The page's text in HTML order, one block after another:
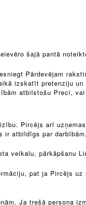
šajā pantā
Pārdevējam
izskatīt pretenziju
atbilstošu Preci,
Pircējs arī
atbildīgs par
veikalu, pārkāpšanu
pat ja Pircējs
Ja trešā persona